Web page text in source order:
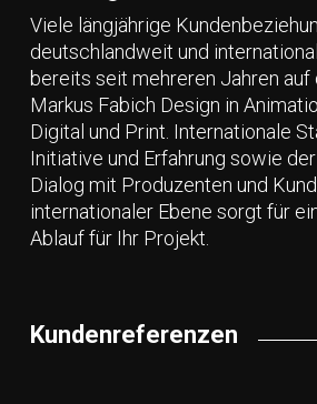
Bei großen Datenmengen wird
Angebot gelistet. In der Regel
neuskalierten Bilder ohne
aktuellen Stundensatzes
der Druckvorbereitung in der
beinhaltet.
Bei großen Datenmengen wird
Angebot gelistet. In der Regel
neuskalierten Bilder ohne
aktuellen Stundensatzes
Viele längjährige
deutschlandweit und
bereits seit mehreren Jahren auf
Markus Fabich Design in
Digital und Print. Internationale
Initiative und Erfahrung sowie
Dialog mit Produzenten und
internationaler Ebene sorgt für
Ablauf für Ihr Projekt.
Kundenreferenzen